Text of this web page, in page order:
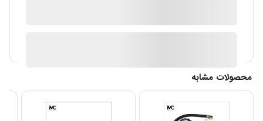
محصولات مشابه